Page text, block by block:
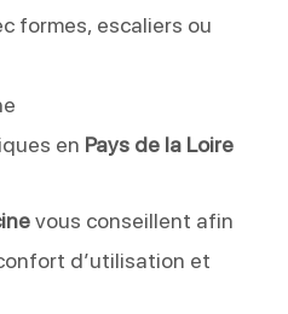
formes, escaliers ou
en Pays de la Loire
vous conseillent afin
d’utilisation et